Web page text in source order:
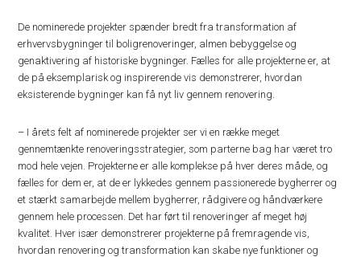
De nominerede projekter spænder bredt fra transformation af
erhvervsbygninger til boligrenoveringer, almen bebyggelse og
genaktivering af historiske bygninger. Fælles for alle projekterne er, at
de på eksemplarisk og inspirerende vis demonstrerer, hvordan
eksisterende bygninger kan få nyt liv gennem renovering.
– I årets felt af nominerede projekter ser vi en række meget
gennemtænkte renoveringsstrategier, som parterne bag har været tro
mod hele vejen. Projekterne er alle komplekse på hver deres måde, og
fælles for dem er, at de er lykkedes gennem passionerede bygherrer og
et stærkt samarbejde mellem bygherrer, rådgivere og håndværkere
gennem hele processen. Det har ført til renoveringer af meget høj
kvalitet. Hver især demonstrerer projekterne på fremragende vis,
hvordan renovering og transformation kan skabe nye funktioner og